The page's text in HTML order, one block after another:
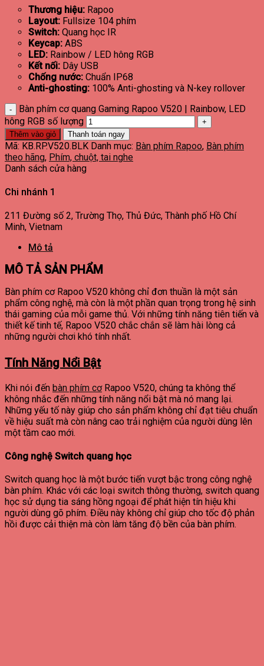
Thương hiệu: Rapoo
Layout: Fullsize 104 phím
Switch: Quang học IR
Keycap: ABS
LED: Rainbow / LED hông RGB
Kết nối: Dây USB
Chống nước: Chuẩn IP68
Anti-ghosting: 100% Anti-ghosting và N-key rollover
Bàn phím cơ quang Gaming Rapoo V520 | Rainbow, LED
hông RGB số lượng
Thêm vào giỏ Thanh toán ngay
Mã: KB.RP.V520.BLK Danh mục: Bàn phím Rapoo, Bàn phím
theo hãng, Phím, chuột, tai nghe
Danh sách cửa hàng
Chi nhánh 1
211 Đường số 2, Trường Thọ, Thủ Đức, Thành phố Hồ Chí
Minh, Vietnam
Mô tả
MÔ TẢ SẢN PHẨM
Bàn phím cơ Rapoo V520 không chỉ đơn thuần là một sản
phẩm công nghệ, mà còn là một phần quan trọng trong hệ sinh
thái gaming của mỗi game thủ. Với những tính năng tiên tiến và
thiết kế tinh tế, Rapoo V520 chắc chắn sẽ làm hài lòng cả
những người chơi khó tính nhất.
Tính Năng Nổi Bật
Khi nói đến bàn phím cơRapoo V520, chúng ta không thể
không nhắc đến những tính năng nổi bật mà nó mang lại.
Những yếu tố này giúp cho sản phẩm không chỉ đạt tiêu chuẩn
về hiệu suất mà còn nâng cao trải nghiệm của người dùng lên
một tầm cao mới.
Công nghệ Switch quang học
Switch quang học là một bước tiến vượt bậc trong công nghệ
bàn phím. Khác với các loại switch thông thường, switch quang
học sử dụng tia sáng hồng ngoại để phát hiện tín hiệu khi
người dùng gõ phím. Điều này không chỉ giúp cho tốc độ phản
hồi được cải thiện mà còn làm tăng độ bền của bàn phím.